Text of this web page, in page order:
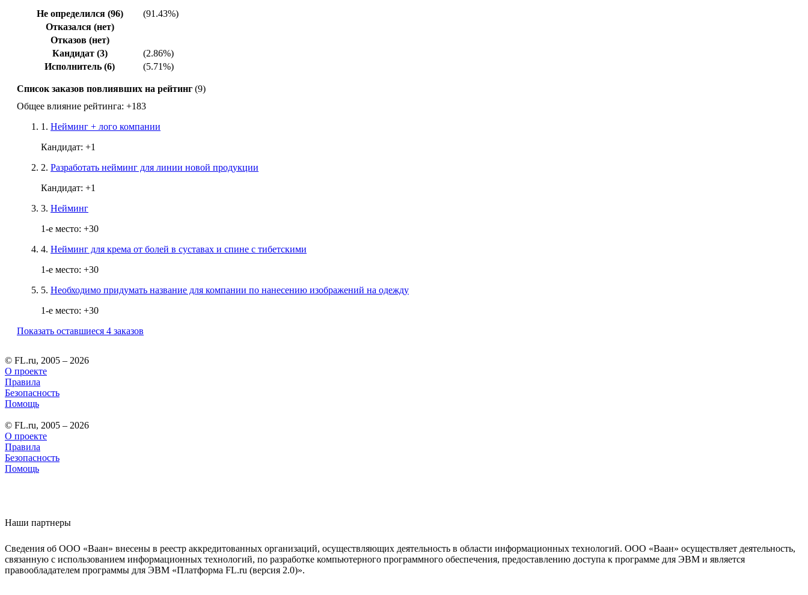
Не определился (96)
(91.43%)
Отказался (нет)
Отказов (нет)
Кандидат (3)
(2.86%)
Исполнитель (6)
(5.71%)
Список заказов повлиявших на рейтинг (9)
Общее влияние рейтинга: +183
1. Нейминг + лого компании
Кандидат: +1
2. Разработать нейминг для линии новой продукции
Кандидат: +1
3. Нейминг
1-е место: +30
4. Нейминг для крема от болей в суставах и спине с тибетскими
1-е место: +30
5. Необходимо придумать название для компании по нанесению изображений на одежду
1-е место: +30
Показать оставшиеся 4 заказов
© FL.ru, 2005 – 2026
О проекте
Правила
Безопасность
Помощь
© FL.ru, 2005 – 2026
О проекте
Правила
Безопасность
Помощь
Наши партнеры
Сведения об ООО «Ваан» внесены в реестр аккредитованных организаций, осуществляющих деятельность в области информационных технологий. ООО «Ваан» осуществляет деятельность,
связанную с использованием информационных технологий, по разработке компьютерного программного обеспечения, предоставлению доступа к программе для ЭВМ и является
правообладателем программы для ЭВМ «Платформа FL.ru (версия 2.0)».